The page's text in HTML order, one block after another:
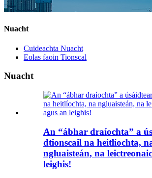
Nuacht
Cuideachta Nuacht
Eolas faoin Tionscal
Nuacht
An “ábhar draíochta” a
dtionscail na heitlíochta,
ngluaisteán, na
leighis!